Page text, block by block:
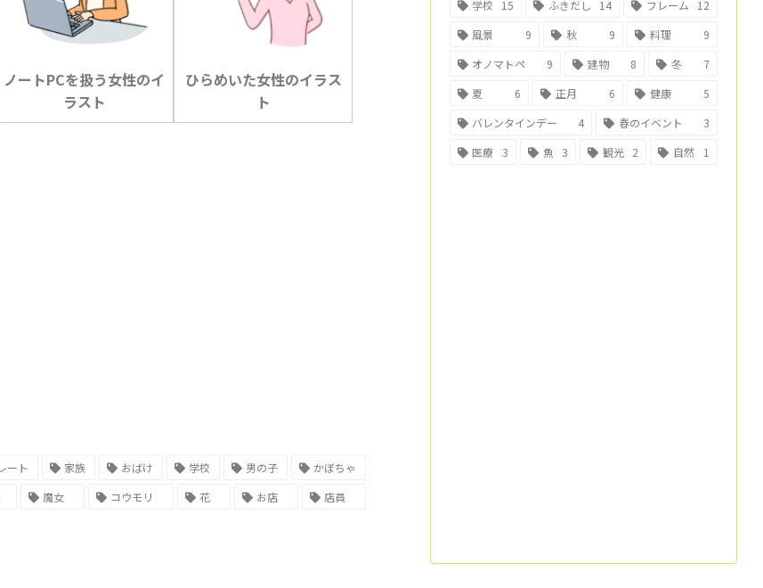
ノートPCを扱う女性のイ
ラスト
ひらめいた女性のイラス
ト
ート 家族 おばけ 学校 男の子
かぼちゃ
魔女 コウモリ 花 お店 店員
学校
15 ふきだし 14 フレーム
12
風景
9 秋 9 料理
9
オノマトペ
9 建物 8 冬
7
夏
6 正月 6 健康
5
バレンタインデー
4 春のイベント
3
医療
3 魚 3 観光 2 自然 1